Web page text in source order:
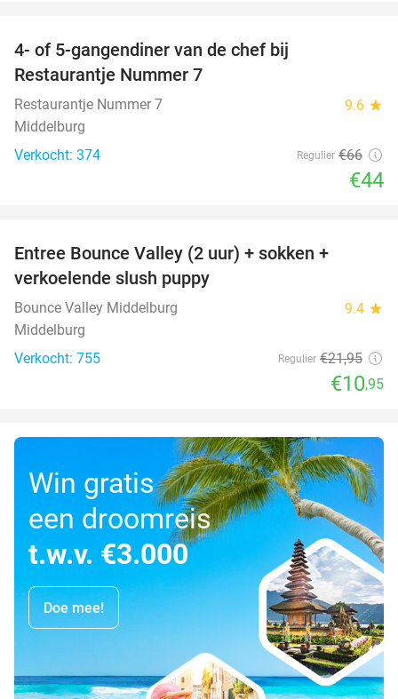
4- of 5-gangendiner van de chef bij
Restaurantje Nummer 7
Restaurantje Nummer 7 9.6 star
Middelburg
Verkocht: 374
Regulier €66
€44
Entree Bounce Valley (2 uur) + sokken +
verkoelende slush puppy
Bounce Valley Middelburg 9.4 star
Middelburg
Verkocht: 755
Regulier €21,95
€10,95
Win gratis
een droomreis
t.w.v. €3.000
Doe mee!